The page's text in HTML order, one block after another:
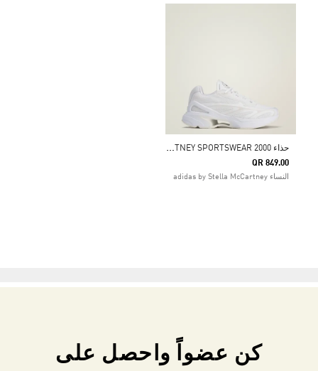
ح
ذاء ADIDAS BY STELLA MCCARTNEY SPORTSWEAR 2000
QR 849.00
النساء adidas by Stella McCartney
كن عضواً واحصل على